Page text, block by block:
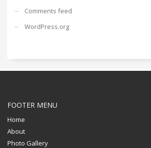
Comments feed
WordPress.org
FOOTER MENU
Home
About
Photo Gallery